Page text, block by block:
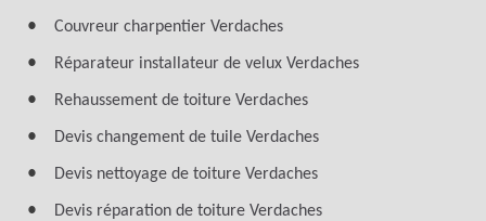
Couvreur charpentier Verdaches
Réparateur installateur de velux Verdaches
Rehaussement de toiture Verdaches
Devis changement de tuile Verdaches
Devis nettoyage de toiture Verdaches
Devis réparation de toiture Verdaches